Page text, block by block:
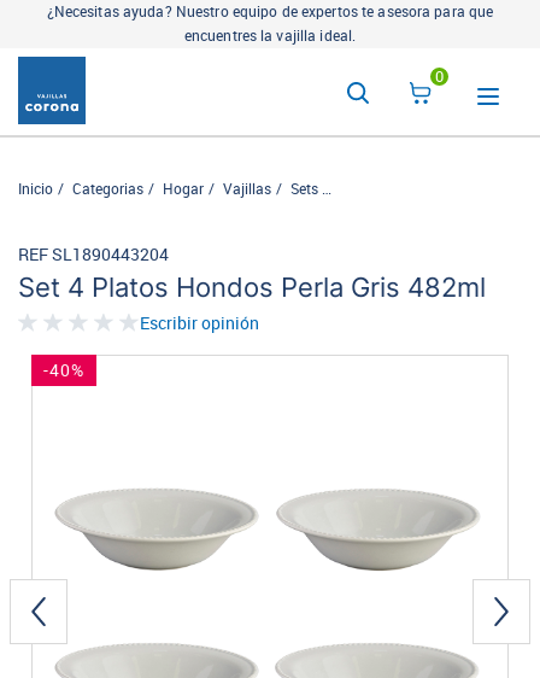
¿Necesitas ayuda? Nuestro equipo de expertos te asesora para que
encuentres la vajilla ideal.
0
Inicio Categorias Hogar Vajillas Sets
Set 4 Platos Hondos Perla Gris 482ml
REF SL1890443204
Escribir opinión
-40%